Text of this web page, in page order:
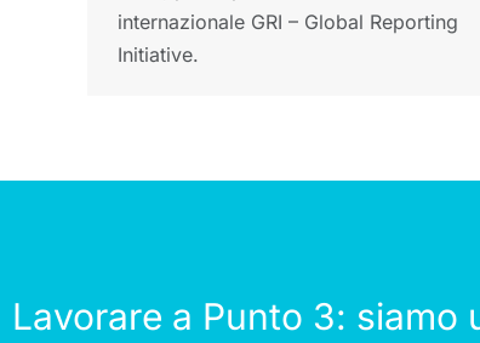
internazionale GRI – Global Reporting
Initiative.
Lavorare a Punto 3: siamo